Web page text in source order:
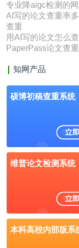
专业降aigc检测的
AI写的论文查重率
查重
用AI写的论文怎么
PaperPass论文查重
知网产品
硕博初稿查重系统
维普论文检测系统
本科高校内部版系